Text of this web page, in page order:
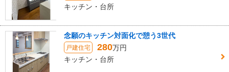
キッチン・台所
念願のキッチン対面化で憩う3世代
戸建住宅 280万円
キッチン・台所